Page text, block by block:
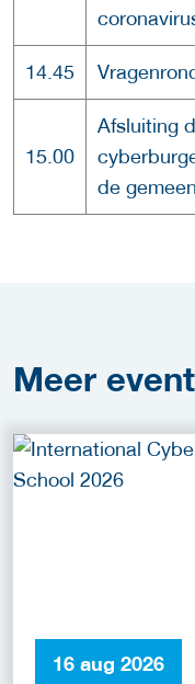
14.45
15.00
Afsluiting
de
Meer
16 aug 2026